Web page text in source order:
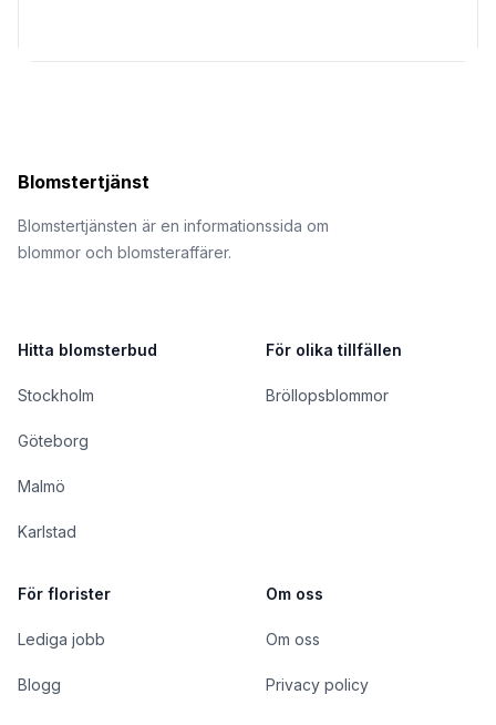
Blomstertjänst
Blomstertjänsten är en informationssida om
blommor och blomsteraffärer.
Hitta blomsterbud
Stockholm
Göteborg
Malmö
Karlstad
För olika tillfällen
Bröllopsblommor
För florister
Lediga jobb
Blogg
Om oss
Om oss
Privacy policy